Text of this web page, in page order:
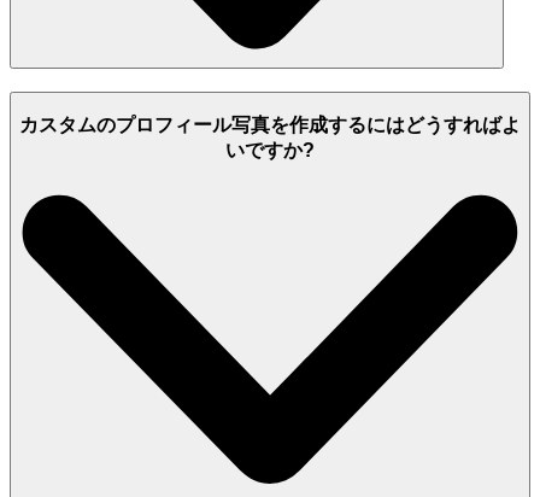
カスタムのプロフィール写真を作成するにはどうすればよ
いですか?